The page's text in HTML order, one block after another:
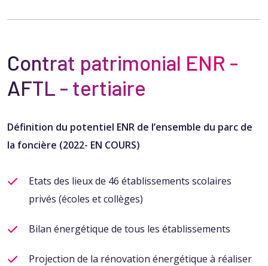
Contrat patrimonial ENR​ -
AFTL - tertiaire​
Définition du potentiel ENR de l’ensemble du parc de
la foncière (2022- EN COURS) ​
Etats des lieux de 46 établissements scolaires
privés (écoles et collèges)
Bilan énergétique de tous les établissements
Projection de la rénovation énergétique à réaliser